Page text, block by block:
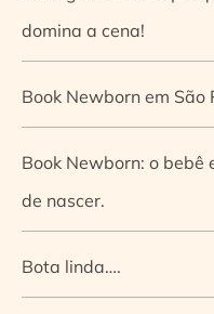
domina a cena!
Book Newborn em São
Book Newborn: o bebê
de nascer.
Bota linda….